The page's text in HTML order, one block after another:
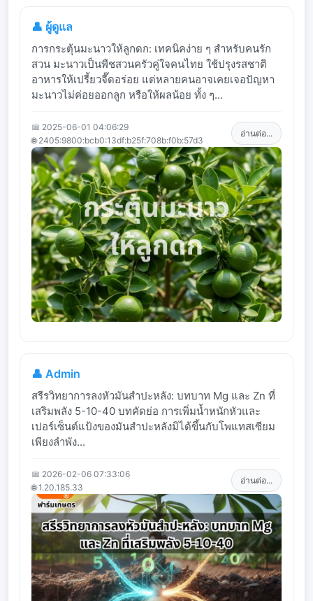
👤 ผู้ดูแล
การกระตุ้นมะนาวให้ลูกดก: เทคนิคง่าย ๆ สำหรับคนรัก
สวน มะนาวเป็นพืชสวนครัวคู่ใจคนไทย ใช้ปรุงรสชาติ
อาหารให้เปรี้ยวจี๊ดอร่อย แต่หลายคนอาจเคยเจอปัญหา
มะนาวไม่ค่อยออกลูก หรือให้ผลน้อย ทั้ง ๆ...
📅 2025-06-01 04:06:29
🌐 2405:9800:bcb0:13df:b25f:708b:f0b:57d3
อ่านต่อ...
👤 Admin
สรีรวิทยาการลงหัวมันสำปะหลัง: บทบาท Mg และ Zn ที่
เสริมพลัง 5-10-40 บทคัดย่อ การเพิ่มน้ำหนักหัวและ
เปอร์เซ็นต์แป้งของมันสำปะหลังมิได้ขึ้นกับโพแทสเซียม
เพียงลำพัง...
📅 2026-02-06 07:33:06
🌐 1.20.185.33
อ่านต่อ...